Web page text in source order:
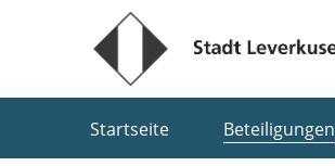
Startseite Beteiligungen